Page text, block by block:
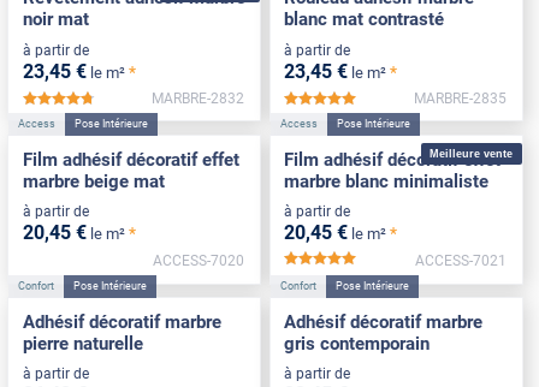
noir mat
à partir de
23,45 € le m² *
*****
MARBRE-2832
blanc mat contrasté
à partir de
23,45 € le m² *
MARBRE-2835
Access Pose Intérieure
Film adhésif décoratif effet
marbre beige mat
à partir de
20,45 € le m² *
ACCESS-7020
Meilleure vente
Access Pose Intérieure
Film adhésif décoratif effet
marbre blanc minimaliste
à partir de
20,45 € le m² *
ACCESS-7021
Confort Pose Intérieure
Adhésif décoratif marbre
pierre naturelle
à partir de
Confort Pose Intérieure
Adhésif décoratif marbre
gris contemporain
à partir de